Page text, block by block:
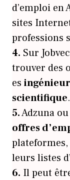
d’emploi en
sites
professions
4. Sur
trouver des
es
scientifique.
5.Adzuna
offres
leurs listes
6. Il peut